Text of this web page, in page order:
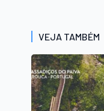
VEJA TAMBÉM